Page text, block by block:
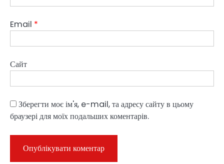
Email *
Сайт
Зберегти моє ім'я, e-mail, та адресу сайту в цьому
браузері для моїх подальших коментарів.